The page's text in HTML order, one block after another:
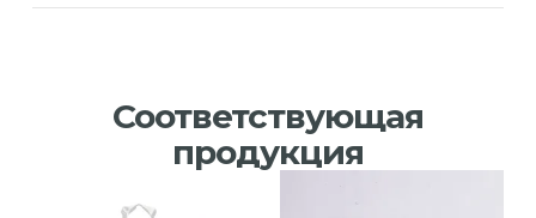
Соответствующая
продукция